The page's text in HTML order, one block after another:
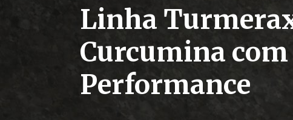
Linha
Curcumina
Performance